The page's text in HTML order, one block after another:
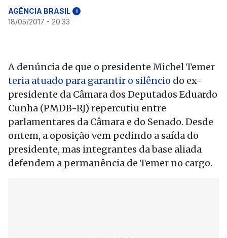
AGÊNCIA BRASIL i
18/05/2017 - 20:33
A denúncia de que o presidente Michel Temer
teria atuado para garantir o silêncio do ex-
presidente da Câmara dos Deputados Eduardo
Cunha (PMDB-RJ) repercutiu entre
parlamentares da Câmara e do Senado. Desde
ontem, a oposição vem pedindo a saída do
presidente, mas integrantes da base aliada
defendem a permanência de Temer no cargo.